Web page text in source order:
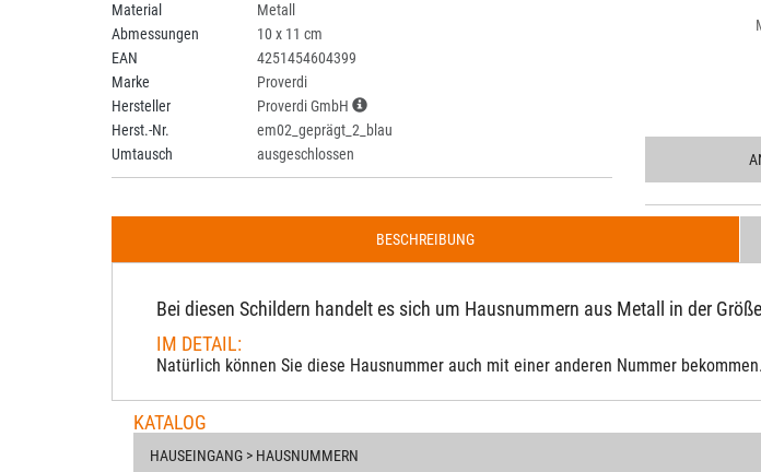
Material
Metall
Abmessungen
10 x 11 cm
EAN
4251454604399
Marke
Proverdi
Hersteller
Proverdi GmbH
Herst.-Nr.
em02_geprägt_2_blau
Umtausch
ausgeschlossen
BESCHREIBUNG
Bei diesen Schildern handelt es sich um Hausnummern aus Metall in der
IM DETAIL:
Natürlich können Sie diese Hausnummer auch mit einer anderen Nummer
KATALOG
HAUSEINGANG > HAUSNUMMERN